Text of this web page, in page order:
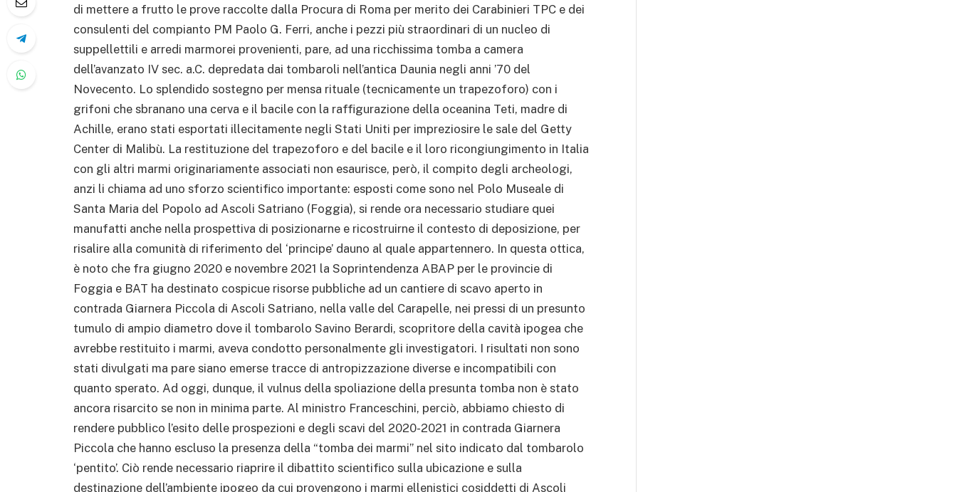
di mettere a frutto le prove raccolte dalla Procura di Roma per merito dei Carabinieri TPC e dei
consulenti del compianto PM Paolo G. Ferri, anche i pezzi più straordinari di un nucleo di
suppellettili e arredi marmorei provenienti, pare, ad una ricchissima tomba a camera
dell’avanzato IV sec. a.C. depredata dai tombaroli nell’antica Daunia negli anni ’70 del
Novecento. Lo splendido sostegno per mensa rituale (tecnicamente un trapezoforo) con i
grifoni che sbranano una cerva e il bacile con la raffigurazione della oceanina Teti, madre di
Achille, erano stati esportati illecitamente negli Stati Uniti per impreziosire le sale del Getty
Center di Malibù. La restituzione del trapezoforo e del bacile e il loro ricongiungimento in Italia
con gli altri marmi originariamente associati non esaurisce, però, il compito degli archeologi,
anzi li chiama ad uno sforzo scientifico importante: esposti come sono nel Polo Museale di
Santa Maria del Popolo ad Ascoli Satriano (Foggia), si rende ora necessario studiare quei
manufatti anche nella prospettiva di posizionarne e ricostruirne il contesto di deposizione, per
risalire alla comunità di riferimento del ‘principe’ dauno al quale appartennero. In questa ottica,
è noto che fra giugno 2020 e novembre 2021 la Soprintendenza ABAP per le provincie di
Foggia e BAT ha destinato cospicue risorse pubbliche ad un cantiere di scavo aperto in
contrada Giarnera Piccola di Ascoli Satriano, nella valle del Carapelle, nei pressi di un presunto
tumulo di ampio diametro dove il tombarolo Savino Berardi, scopritore della cavità ipogea che
avrebbe restituito i marmi, aveva condotto personalmente gli investigatori. I risultati non sono
stati divulgati ma pare siano emerse tracce di antropizzazione diverse e incompatibili con
quanto sperato. Ad oggi, dunque, il vulnus della spoliazione della presunta tomba non è stato
ancora risarcito se non in minima parte. Al ministro Franceschini, perciò, abbiamo chiesto di
rendere pubblico l’esito delle prospezioni e degli scavi del 2020-2021 in contrada Giarnera
Piccola che hanno escluso la presenza della “tomba dei marmi” nel sito indicato dal tombarolo
‘pentito’. Ciò rende necessario riaprire il dibattito scientifico sulla ubicazione e sulla
destinazione dell’ambiente ipogeo da cui provengono i marmi ellenistici cosiddetti di Ascoli